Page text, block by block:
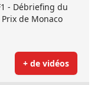
- Débriefing du
de Monaco
+ de vidéos